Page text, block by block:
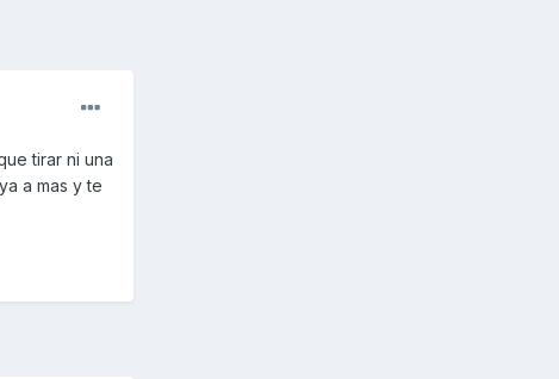
tirar ni una
a mas y te